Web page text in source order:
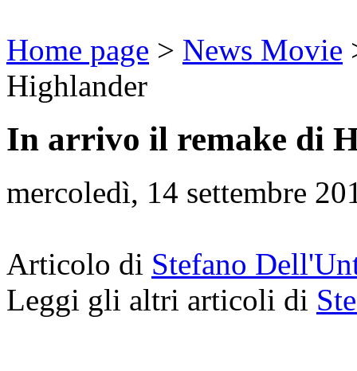
Home page > News Movie
Highlander
In arrivo il remake di
mercoledì, 14 settembre
Articolo di Stefano
Leggi gli altri articoli di